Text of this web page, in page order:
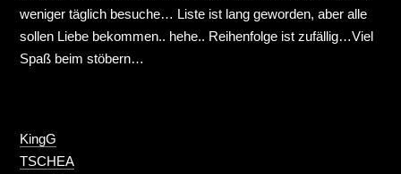
weniger täglich besuche… Liste ist lang geworden, aber alle
sollen Liebe bekommen.. hehe.. Reihenfolge ist zufällig…Viel
Spaß beim stöbern…
KingG
TSCHEA